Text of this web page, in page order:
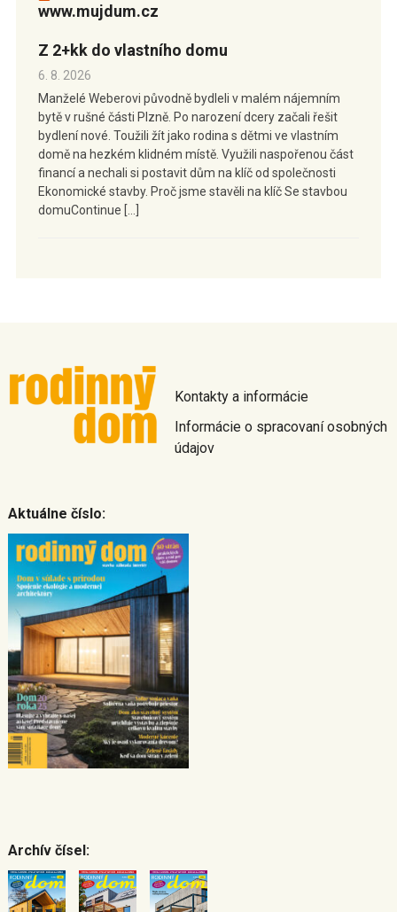
www.mujdum.cz
Z 2+kk do vlastního domu
6. 8. 2026
Manželé Weberovi původně bydleli v malém nájemním
bytě v rušné části Plzně. Po narození dcery začali řešit
bydlení nové. Toužili žít jako rodina s dětmi ve vlastním
domě na hezkém klidném místě. Využili naspořenou část
financí a nechali si postavit dům na klíč od společnosti
Ekonomické stavby. Proč jsme stavěli na klíč Se stavbou
domuContinue […]
Kontakty a informácie
Informácie o spracovaní osobných
údajov
Aktuálne číslo:
Archív čísel: